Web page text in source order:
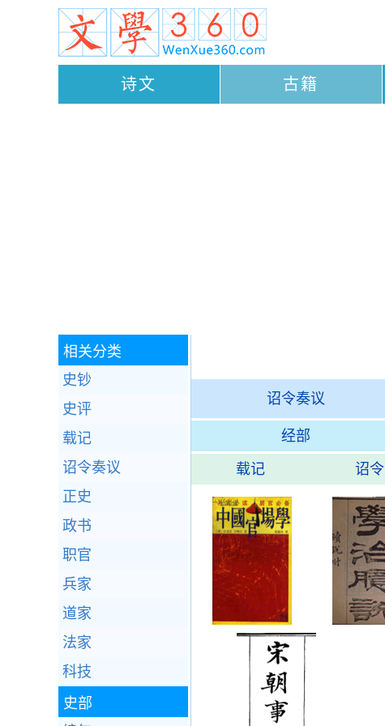
诗文 古籍
诏令奏议
经部
载记 诏令
相关分类
史钞
史评
载记
诏令奏议
正史
政书
职官
兵家
道家
法家
科技
史部